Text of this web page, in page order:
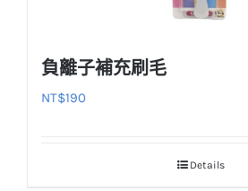
負離子補充刷毛
NT$190
Details